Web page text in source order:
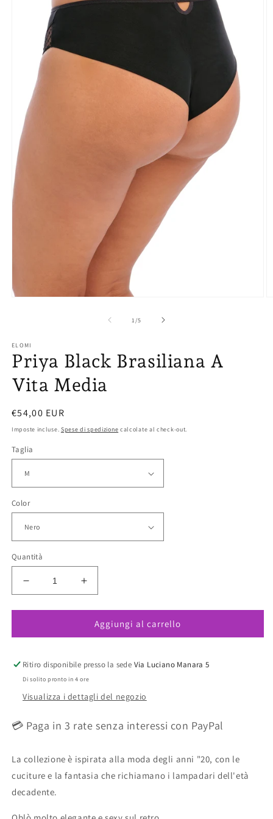
finestra
modale
1/su
5
ELOMI
Priya Black Brasiliana A
Vita Media
Prezzo
di
€54,00 EUR
Imposte incluse. Spese di spedizione calcolate al check-out.
Taglia
Color
Quantità
Diminuisci
quantità
per
Black
A
Vita
Aumenta
quantità
per
Priya
Black
A
Vita
Aggiungi al carrello
Ritiro disponibile presso la sede Via Luciano Manara 5
Di solito pronto in 4 ore
Visualizza i dettagli del negozio
💳 Paga in 3 rate senza interessi con PayPal
La collezione è ispirata alla moda degli anni "20, con le
cuciture e la fantasia che richiamano i lampadari dell'età
decadente.